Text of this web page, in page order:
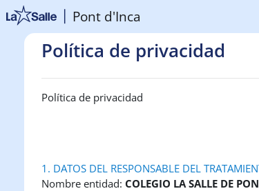
Salta al contenido principal
Pont d'Inca
Política de privacidad
Política de privacidad
1. DATOS DEL RESPONSABLE DEL
Nombre entidad: COLEGIO LA SALLE DE